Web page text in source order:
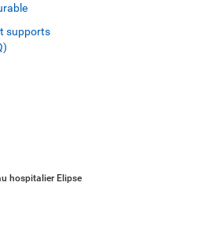
supports
hospitalier Elipse